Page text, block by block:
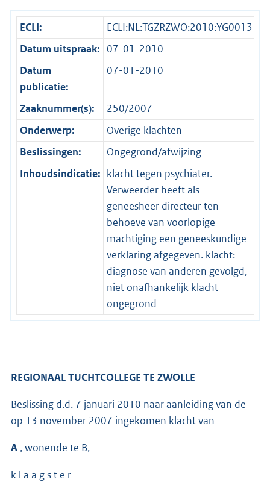
ECLI:
ECLI:NL:TGZRZWO:2010:YG0013
Datum uitspraak: 07-01-2010
Datum
publicatie:
07-01-2010
Zaaknummer(s):
250/2007
Onderwerp:
Overige klachten
Beslissingen:
Ongegrond/afwijzing
Inhoudsindicatie: klacht tegen psychiater.
Verweerder heeft als
geneesheer directeur ten
behoeve van voorlopige
machtiging een geneeskundige
verklaring afgegeven. klacht:
diagnose van anderen gevolgd,
niet onafhankelijk klacht
ongegrond
REGIONAAL TUCHTCOLLEGE TE ZWOLLE
Beslissing d.d. 7 januari 2010 naar aanleiding van de
op 13 november 2007 ingekomen klacht van
A , wonende te B,
k l a a g s t e r